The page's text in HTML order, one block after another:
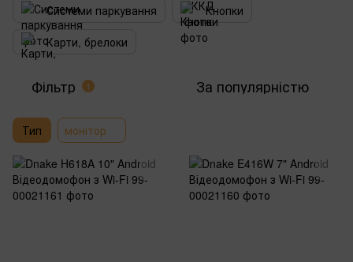
Системи паркування
Кнопки
Карти, брелоки
Фільтр 1 За популярністю
Тип монітор